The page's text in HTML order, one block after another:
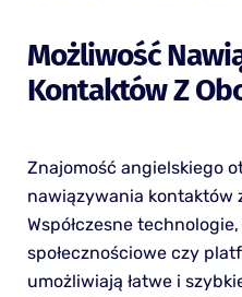
Możliwość
Kontaktów Z
Znajomość angielskiego
nawiązywania kontaktów
Współczesne
społecznościowe czy
umożliwiają łatwe i